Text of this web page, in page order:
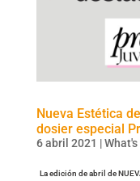
Nueva Estética
dosier especial
6 abril 2021 |What's
La edición de abril de